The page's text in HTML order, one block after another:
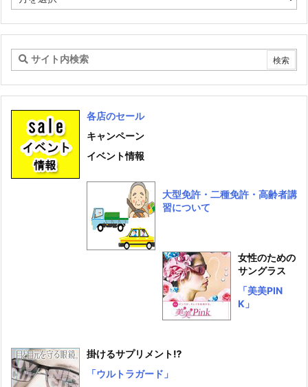
ー
イ
各店のセール
キャンペーン
イベント情報
大型免許・二種免許・高齢者講
習について
女性のための
サングラス
「美美PIN
K」
掛けるサプリメント⁉
「ウルトラガード」